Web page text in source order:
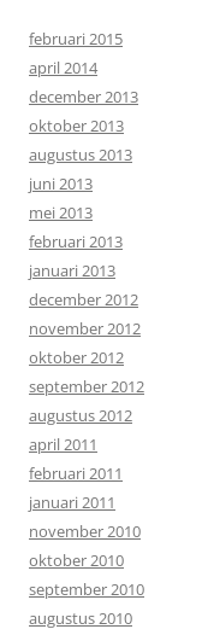
februari 2015
april 2014
december 2013
oktober 2013
augustus 2013
juni 2013
mei 2013
februari 2013
januari 2013
december 2012
november 2012
oktober 2012
september 2012
augustus 2012
april 2011
februari 2011
januari 2011
november 2010
oktober 2010
september 2010
augustus 2010